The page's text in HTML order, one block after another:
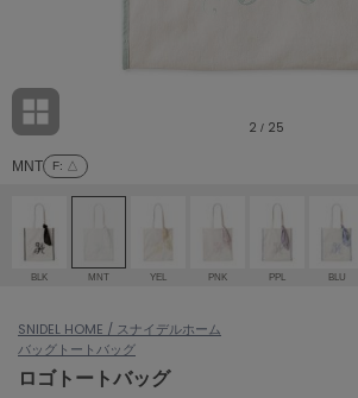
ョン雑貨 (865)
/ランジェリー (127)
ェア (121)
(124)
Ame no chi Hare
アメノチハレ
AMOMMA
ánuans
アニュアンス
アンヌーク
ASICS
MNT F: △
2 / 25
BLK MNT YEL PNK PPL BLU
SNIDEL HOME / スナイデルホーム
バッグ トートバッグ
ロゴトートバッグ